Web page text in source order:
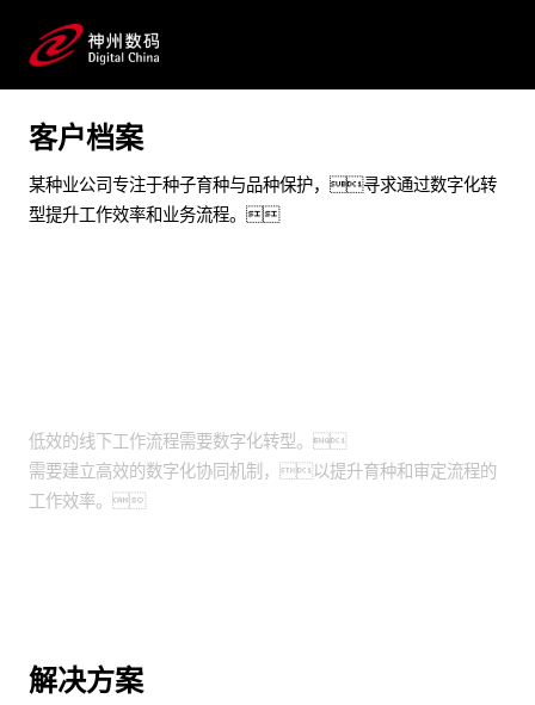
实现从育种到品种保护审定的全流程数字化管理
客户档案
某种业公司专注于种子育种与品种保护，寻求通过数字化转
型提升工作效率和业务流程。
低效的线下工作流程需要数字化转型。
需要建立高效的数字化协同机制，以提升育种和审定流程的
工作效率。
解决方案